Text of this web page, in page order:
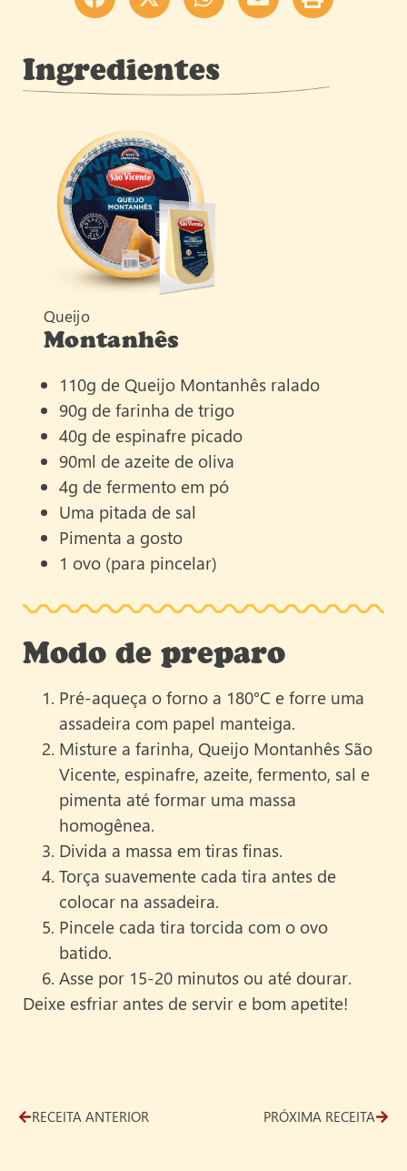
Ingredientes
Queijo
Montanhês
110g de Queijo Montanhês ralado
90g de farinha de trigo
40g de espinafre picado
90ml de azeite de oliva
4g de fermento em pó
Uma pitada de sal
Pimenta a gosto
1 ovo (para pincelar)
Modo de preparo
Pré-aqueça o forno a 180°C e forre uma
assadeira com papel manteiga.
Misture a farinha, Queijo Montanhês São
Vicente, espinafre, azeite, fermento, sal e
pimenta até formar uma massa
homogênea.
Divida a massa em tiras finas.
Torça suavemente cada tira antes de
colocar na assadeira.
Pincele cada tira torcida com o ovo
batido.
Asse por 15-20 minutos ou até dourar.
Deixe esfriar antes de servir e bom apetite!
RECEITA ANTERIOR PRÓXIMA RECEITA